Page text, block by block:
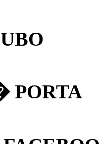
PORTA